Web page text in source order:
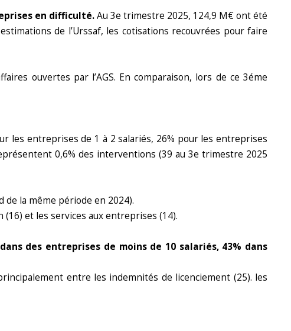
en difficulté.Au 3e trimestre 2025, 124,9 M€ ont été
de l’Urssaf, les cotisations recouvrées pour faire
ouvertes par l’AGS. En comparaison, lors de ce 3éme
les entreprises de 1 à 2 salariés, 26% pour les entreprises
0,6% des interventions (39 au 3e trimestre 2025
de la même période en 2024).
(16) et les services aux entreprises (14).
des entreprises de moins de 10 salariés, 43% dans
entre les indemnités de licenciement (25). les